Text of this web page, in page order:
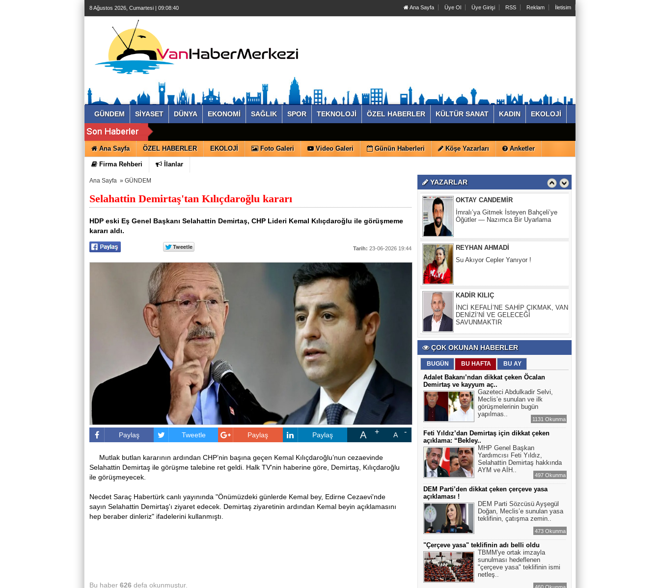
8 Ağustos 2026, Cumartesi | 09:08:41 Ana Sayfa Üye Ol Üye Girişi RSS Reklam İletisim
GÜNDEM SİYASET DÜNYA EKONOMİ SAĞLIK SPOR TEKNOLOJİ ÖZEL HABERLER KÜLTÜR SANAT KADIN EKOLOJİ
Ana Sayfa ÖZEL HABERLER EKOLOJİ Foto Galeri Video Galeri Günün Haberleri Köşe Yazarları Anketler
Firma Rehberi İlanlar
Ana Sayfa » GÜNDEM
Selahattin Demirtaş'tan Kılıçdaroğlu kararı
HDP eski Eş Genel Başkanı Selahattin Demirtaş, CHP Lideri Kemal Kılıçdaroğlu ile görüşmeme
kararı aldı.
Tarih: 23-06-2026 19:44
Paylaş Tweetle Paylaş Paylaş A A
Mutlak butlan kararının ardından CHP’nin başına geçen Kemal Kılıçdaroğlu’nun cezaevinde
Selahattin Demirtaş ile görüşme talebine ret geldi. Halk TV'nin haberine göre, Demirtaş, Kılıçdaroğlu
ile görüşmeyecek.
Necdet Saraç Habertürk canlı yayınında "Önümüzdeki günlerde Kemal bey, Edirne Cezaevi'nde
sayın Selahattin Demirtaş'ı ziyaret edecek. Demirtaş ziyaretinin ardından Kemal beyin açıklamasını
hep beraber dinleriz" ifadelerini kullanmıştı.
Bu haber 626 defa okunmuştur.
YAZARLAR
DENİZİ’Nİ VE GELECEĞİ
SAVUNMAKTIR
SALİH SERTKAL
İmralı’ya Gitmek İsteyen Bahçeli’ye
Öğütler — Nazımca Bir Uyarlama
REYHAN AHMADİ
Su Akıyor Cepler Yanıyor !
KADİR KILIÇ
SAVUNMAKTIR
SALİH SERTKAL
BİR DARBECİNiN “ÖĞRETMENLER
ÇOK OKUNAN HABERLER
BUGÜN BU HAFTA BU AY
Adalet Bakanı’ndan dikkat çeken Öcalan
Demirtaş ve kayyum aç..
Gazeteci Abdulkadir Selvi,
Meclis’e sunulan ve ilk
görüşmelerinin bugün
yapılmas..
1131 Okunma
Feti Yıldız’dan Demirtaş için dikkat çeken
açıklama: “Bekley..
MHP Genel Başkan
Yardımcısı Feti Yıldız,
Selahattin Demirtaş hakkında
AYM ve AİH..
497 Okunma
DEM Parti’den dikkat çeken çerçeve yasa
açıklaması !
DEM Parti Sözcüsü Ayşegül
Doğan, Meclis’e sunulan yasa
teklifinin, çatışma zemin..
473 Okunma
"Çerçeve yasa" teklifinin adı belli oldu
TBMM'ye ortak imzayla
sunulması hedeflenen
"çerçeve yasa" teklifinin ismi
netleş..